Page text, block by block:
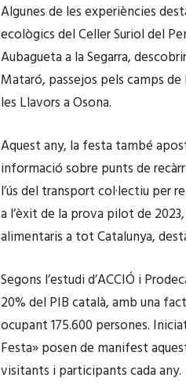
Algunes de les experiències
ecològics del Celler Suriol del
Aubagueta a la Segarra,
Mataró, passejos pels camps de
les Llavors a Osona.
Aquest any, la festa també
informació sobre punts de
l’ús del transport col·lectiu per
a l’èxit de la prova pilot de
alimentaris a tot Catalunya,
Segons l’estudi d’ACCIÓ i
20% del PIB català, amb una
ocupant 175.600 persones.
Festa» posen de manifest
visitants i participants cada any.